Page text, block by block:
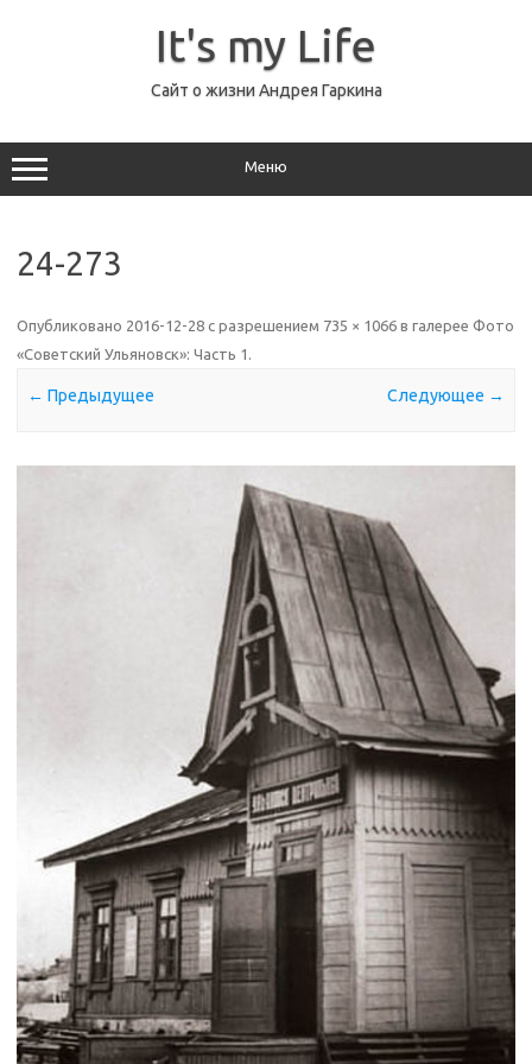
It's my Life
Сайт о жизни Андрея Гаркина
Меню
24-273
Опубликовано 2016-12-28 с разрешением 735 × 1066 в галерее Фото
«Советский Ульяновск»: Часть 1 .
← Предыдущее Следующее →